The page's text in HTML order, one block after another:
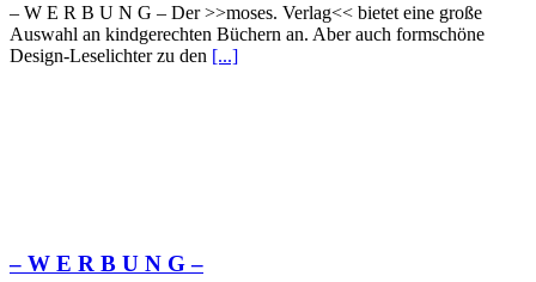
– W Ε R Β U Ν G – Der >>moses. Verlag<< bietet eine große
Auswahl an kindgerechten Büchern an. Aber auch formschöne
Design-Leselichter zu den [...]
– W Ε R Β U Ν G –